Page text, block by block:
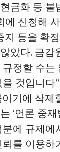
금화 등 불
에 신청해
등을 확
았다. 금감
정할 수는
것입니다
기에 삭제
‘언론 중
에 규제에
를 이용하